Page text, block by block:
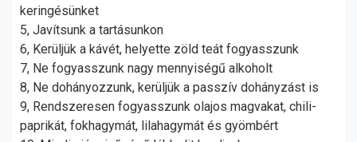
keringésünket
5, Javítsunk a tartásunkon
6, Kerüljük a kávét, helyette zöld teát fogyasszunk
7, Ne fogyasszunk nagy mennyiségű alkoholt
8, Ne dohányozzunk, kerüljük a passzív dohányzást is
9, Rendszeresen fogyasszunk olajos magvakat, chili-
paprikát, fokhagymát, lilahagymát és gyömbért